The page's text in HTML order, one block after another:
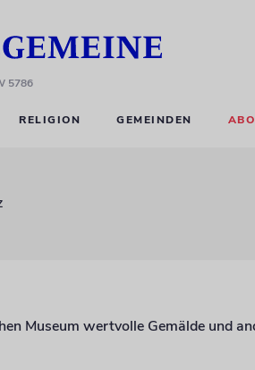
5786
RELIGION GEMEINDEN ABO